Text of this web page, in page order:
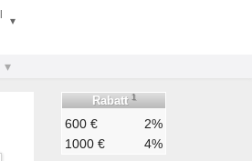
▾
Rabatt 1
600 €
2%
1000 €
4%